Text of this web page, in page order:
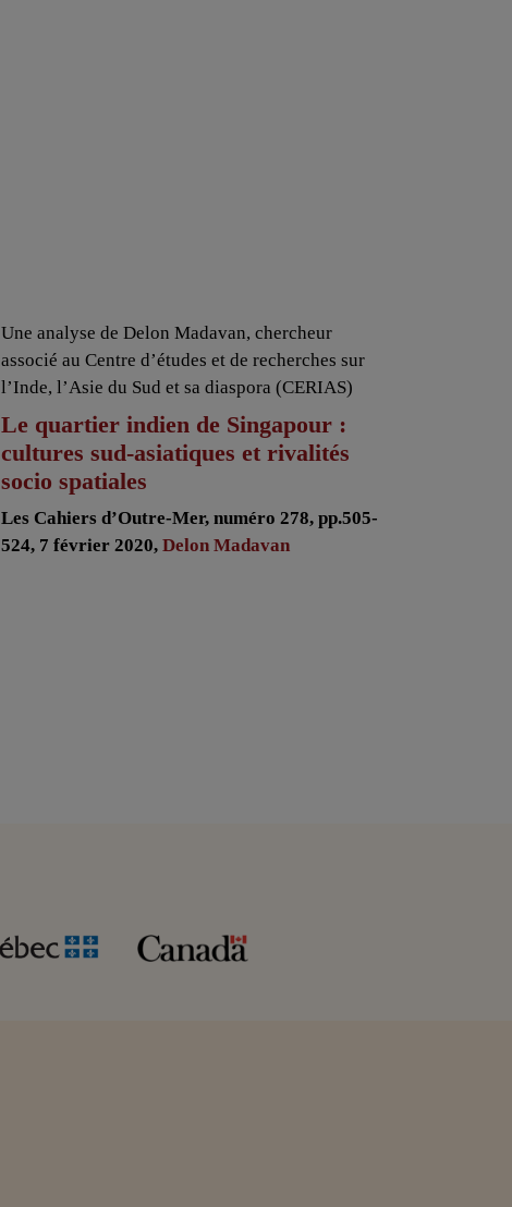
Une analyse de Delon Madavan, chercheur
associé au Centre d’études et de recherches sur
l’Inde, l’Asie du Sud et sa diaspora (CERIAS)
Le quartier indien de Singapour :
cultures sud-asiatiques et rivalités
socio spatiales
Les Cahiers d’Outre-Mer, numéro 278, pp.505-
524, 7 février 2020,Delon Madavan